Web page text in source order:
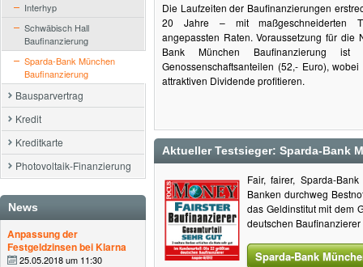
Interhyp
Schwäbisch Hall
Baufinanzierung
Sparda-Bank München
Baufinanzierung
Bausparvertrag
Kredit
Kreditkarte
Photovoltaik-Finanzierung
News
Anpassung der
Festgeldzinsen bei Klarna
25.05.2018 um 11:30
Die Laufzeiten der Baufinanzierungen
20 Jahre – mit maßgeschneiderten
angepassten Raten. Voraussetzung für die
Bank München Baufinanzierung
Genossenschaftsanteilen (52,- Euro),
attraktiven Dividende profitieren.
Aktueller Testsieger: Sparda-Bank
Fair, fairer, Sparda-
Banken durchweg
das Geldinstitut mit dem
deutschen Baufinanzierer
Sparda-Bank